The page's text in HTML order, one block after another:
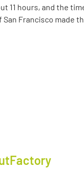
11 hours, and the
Francisco made